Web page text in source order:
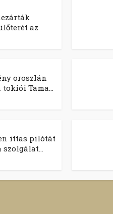
az
oroszlán
Tama...
ittas pilótát